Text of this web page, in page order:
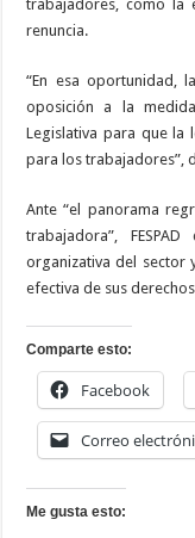
trabajadores, como la
renuncia.
“En esa oportunidad,
oposición a la
Legislativa para que la
para los trabajadores”,
Ante “el panorama
trabajadora”,
organizativa del sector
efectiva de sus
Comparte esto:
Facebook
Correo
Me gusta esto: